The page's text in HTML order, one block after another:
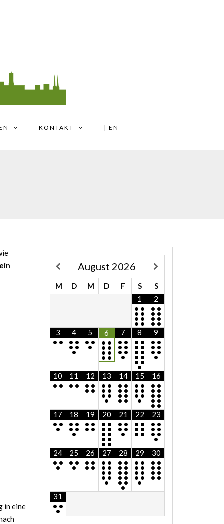
KONTAKT | EN
in eine
August 2026
M D M D F S
S
1
• •
• •
• •
• •
2
• •
• •
• •
• •
3
• •
4
• •
• •
•
5
• •
•
6
• •
• •
• •
• •
7
• •
• •
• •
•
8
• •
• •
• •
• •
• •
•
9
• •
• •
• •
•
10
• •
11
• •
12
• •
• •
13
• •
• •
• •
•
14
• •
• •
• •
• •
15
• •
• •
• •
•
16
• •
• •
• •
• •
• •
17
• •
•
18
• •
• •
•
19
• •
• •
20
• •
• •
• •
• •
• •
21
• •
• •
•
22
• •
• •
• •
23
• •
• •
• •
•
24
• •
•
25
• •
•
26
• •
• •
27
• •
• •
• •
• •
•
28
• •
• •
• •
• •
• •
•
29
• •
• •
• •
• •
•
30
• •
• •
• •
• •
31
• •
•